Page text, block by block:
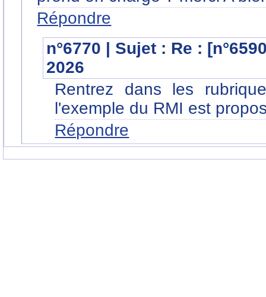
Répondre
n°6770 | Sujet : Re :
2026
Rentrez dans les
l'exemple du RMI est
Répondre